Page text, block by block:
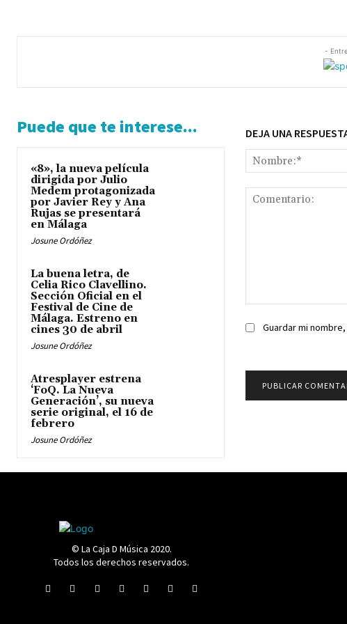
-
Puede que te interese...
«8», la nueva película
dirigida por Julio
Medem protagonizada
por Javier Rey y Ana
Rujas se presentará
en Málaga
Josune Ordóñez
La buena letra, de
Celia Rico Clavellino.
Sección Oficial en el
Festival de Cine de
Málaga. Estreno en
cines 30 de abril
Josune Ordóñez
Atresplayer estrena
‘FoQ. La Nueva
Generación’, su nueva
serie original, el 16 de
febrero
Josune Ordóñez
DEJA UNA
Guardar mi
© La Caja D Música 2020.
Todos los derechos reservados.